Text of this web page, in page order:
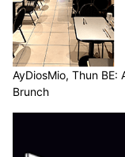
AyDiosMio, Thun
Brunch